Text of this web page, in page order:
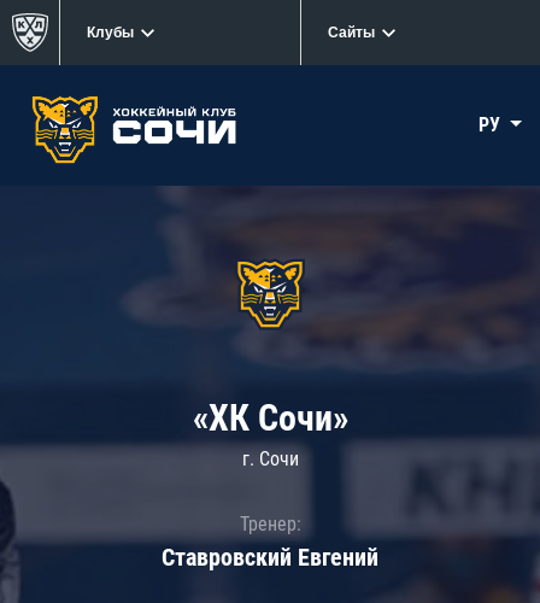
Клубы Сайты
РУ
«ХК Сочи»
г. Сочи
Тренер:
Ставровский Евгений